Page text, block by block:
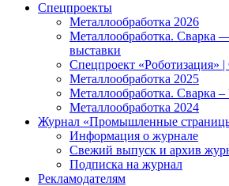
Спецпроекты
Металлообработка 2026
Металлообработка. Сварка
выставки
Спецпроект «Роботизация»
Металлообработка 2025
Металлообработка. Сварка
Металлообработка 2024
Журнал «Промышленные
Информация о журнале
Свежий выпуск и архив
Подписка на журнал
Рекламодателям